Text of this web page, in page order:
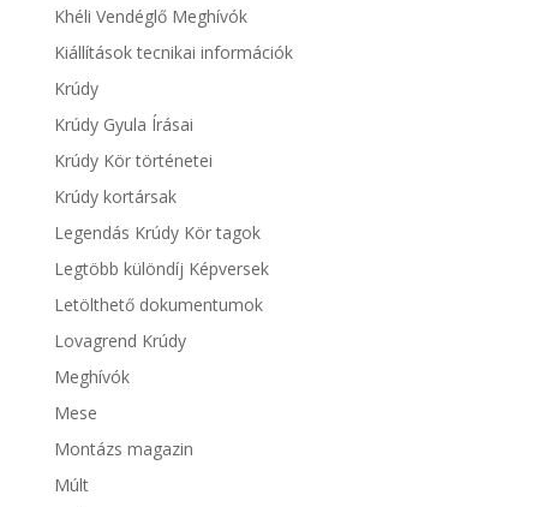
Khéli Vendéglő Meghívók
Kiállítások tecnikai információk
Krúdy
Krúdy Gyula Írásai
Krúdy Kör történetei
Krúdy kortársak
Legendás Krúdy Kör tagok
Legtöbb különdíj Képversek
Letölthető dokumentumok
Lovagrend Krúdy
Meghívók
Mese
Montázs magazin
Múlt